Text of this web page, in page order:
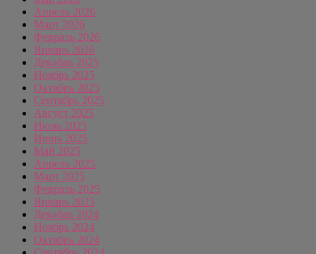
Апрель 2026
Март 2026
Февраль 2026
Январь 2026
Декабрь 2025
Ноябрь 2025
Октябрь 2025
Сентябрь 2025
Август 2025
Июль 2025
Июнь 2025
Май 2025
Апрель 2025
Март 2025
Февраль 2025
Январь 2025
Декабрь 2024
Ноябрь 2024
Октябрь 2024